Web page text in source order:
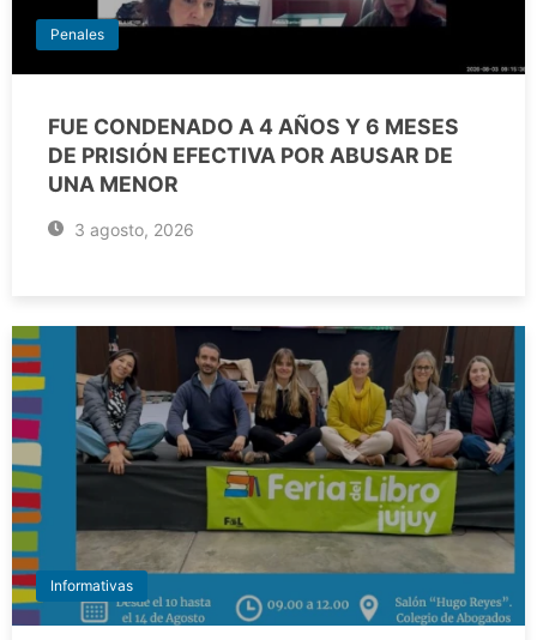
Penales
FUE CONDENADO A 4 AÑOS Y 6 MESES
DE PRISIÓN EFECTIVA POR ABUSAR DE
UNA MENOR
3 agosto, 2026
Informativas